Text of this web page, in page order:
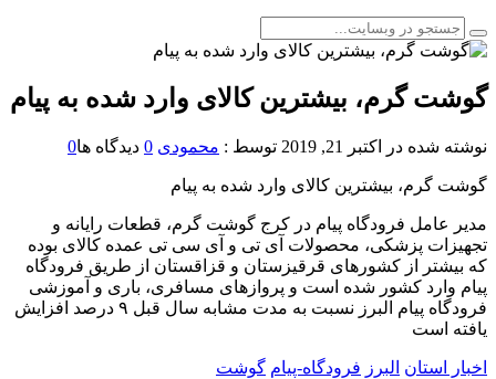
️گوشت گرم، بیشترین کالای وارد شده به پیام
نوشته شده در اکتبر 21, 2019 توسط : محمودی 0 دیدگاه ها0
️گوشت گرم، بیشترین کالای وارد شده به پیام
مدیر عامل فرودگاه پیام در کرج گوشت گرم، قطعات رایانه و
تجهیزات پزشکی، محصولات آی تی و آی سی تی عمده کالای بوده
که بیشتر از کشورهای قرقیزستان و قزاقستان از طریق فرودگاه
پیام وارد کشور شده است و پروازهای مسافری، باری و آموزشی
فرودگاه پیام البرز نسبت به مدت مشابه سال قبل ۹ درصد افزایش
یافته است
اخبار استان البرز فرودگاه-پیام گوشت